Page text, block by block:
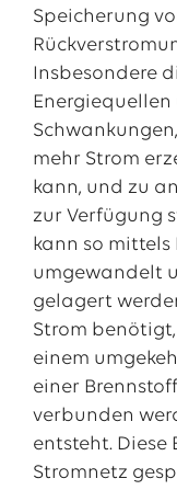
Speicherung
Insbesondere
mehr Strom
kann, und zu
zur Verfügung
kann so mittels
umgewandelt
gelagert
Strom
einem
einer
verbunden
entsteht. Diese
Stromnetz